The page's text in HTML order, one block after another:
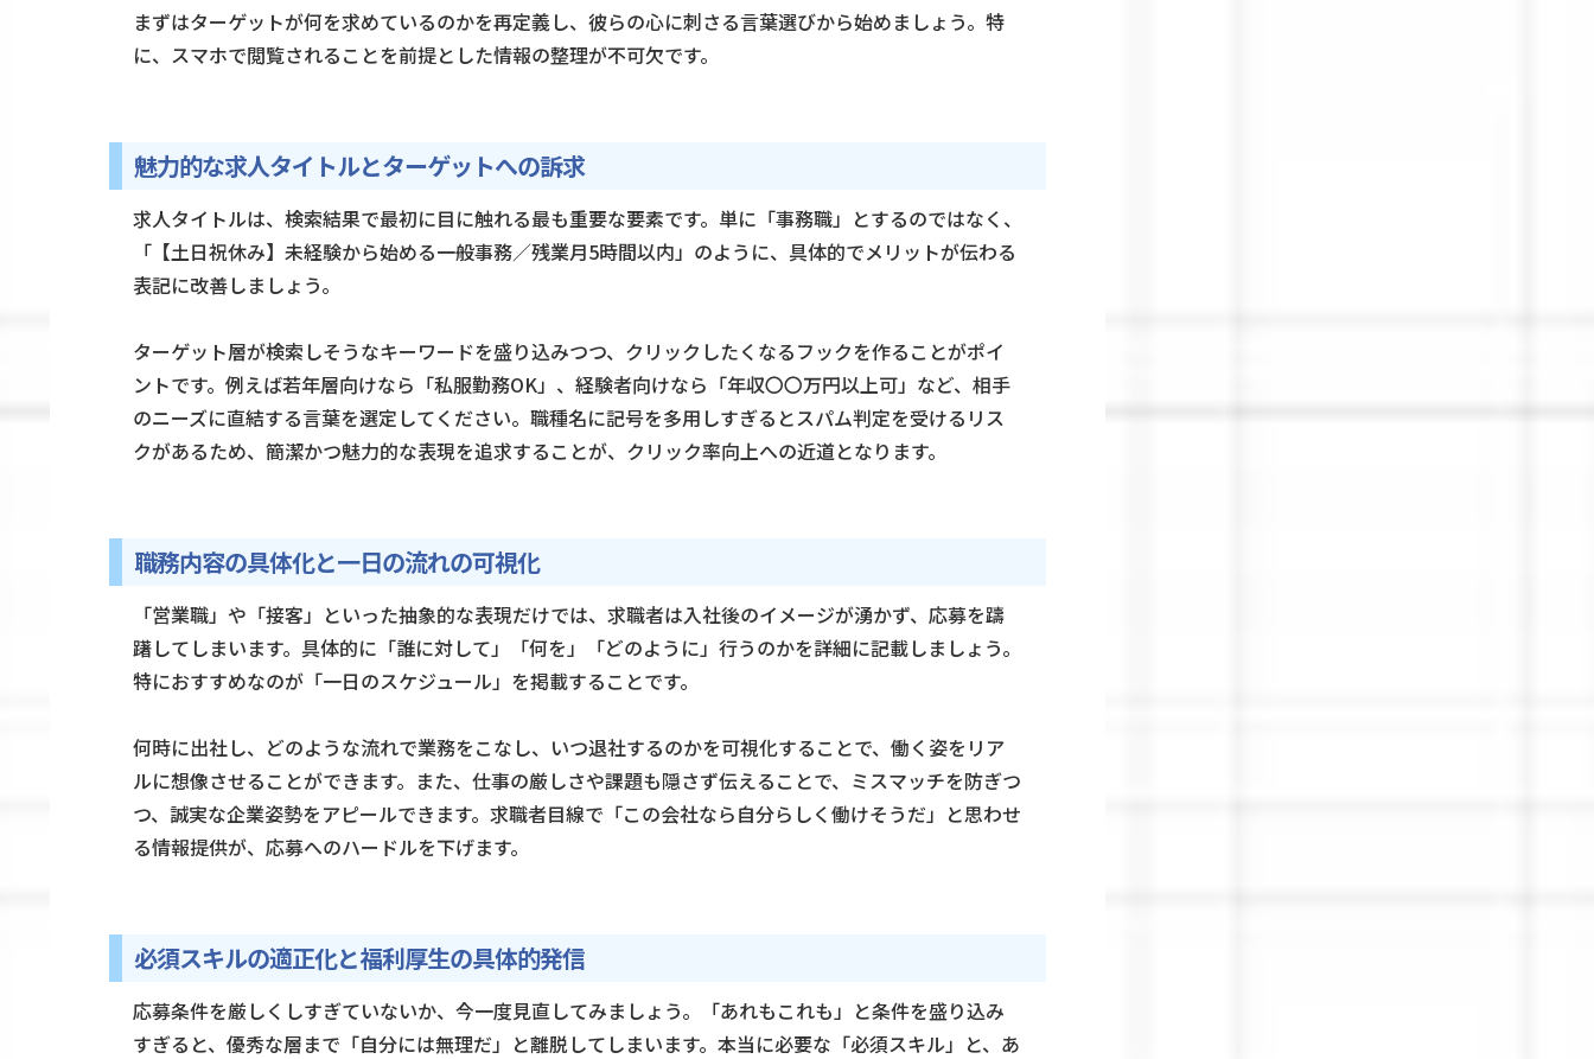
まずはターゲットが何を求めているのかを再定義し、彼らの心に刺さる言葉選びから始めましょう。特
に、スマホで閲覧されることを前提とした情報の整理が不可欠です。
魅力的な求人タイトルとターゲットへの訴求
求人タイトルは、検索結果で最初に目に触れる最も重要な要素です。単に「事務職」とするのではなく、
「【土日祝休み】未経験から始める一般事務／残業月5時間以内」のように、具体的でメリットが伝わる
表記に改善しましょう。
ターゲット層が検索しそうなキーワードを盛り込みつつ、クリックしたくなるフックを作ることがポイ
ントです。例えば若年層向けなら「私服勤務OK」、経験者向けなら「年収〇〇万円以上可」など、相手
のニーズに直結する言葉を選定してください。職種名に記号を多用しすぎるとスパム判定を受けるリス
クがあるため、簡潔かつ魅力的な表現を追求することが、クリック率向上への近道となります。
職務内容の具体化と一日の流れの可視化
「営業職」や「接客」といった抽象的な表現だけでは、求職者は入社後のイメージが湧かず、応募を躊
躇してしまいます。具体的に「誰に対して」「何を」「どのように」行うのかを詳細に記載しましょう。
特におすすめなのが「一日のスケジュール」を掲載することです。
何時に出社し、どのような流れで業務をこなし、いつ退社するのかを可視化することで、働く姿をリア
ルに想像させることができます。また、仕事の厳しさや課題も隠さず伝えることで、ミスマッチを防ぎつ
つ、誠実な企業姿勢をアピールできます。求職者目線で「この会社なら自分らしく働けそうだ」と思わせ
る情報提供が、応募へのハードルを下げます。
必須スキルの適正化と福利厚生の具体的発信
応募条件を厳しくしすぎていないか、今一度見直してみましょう。「あれもこれも」と条件を盛り込み
すぎると、優秀な層まで「自分には無理だ」と離脱してしまいます。本当に必要な「必須スキル」と、あ